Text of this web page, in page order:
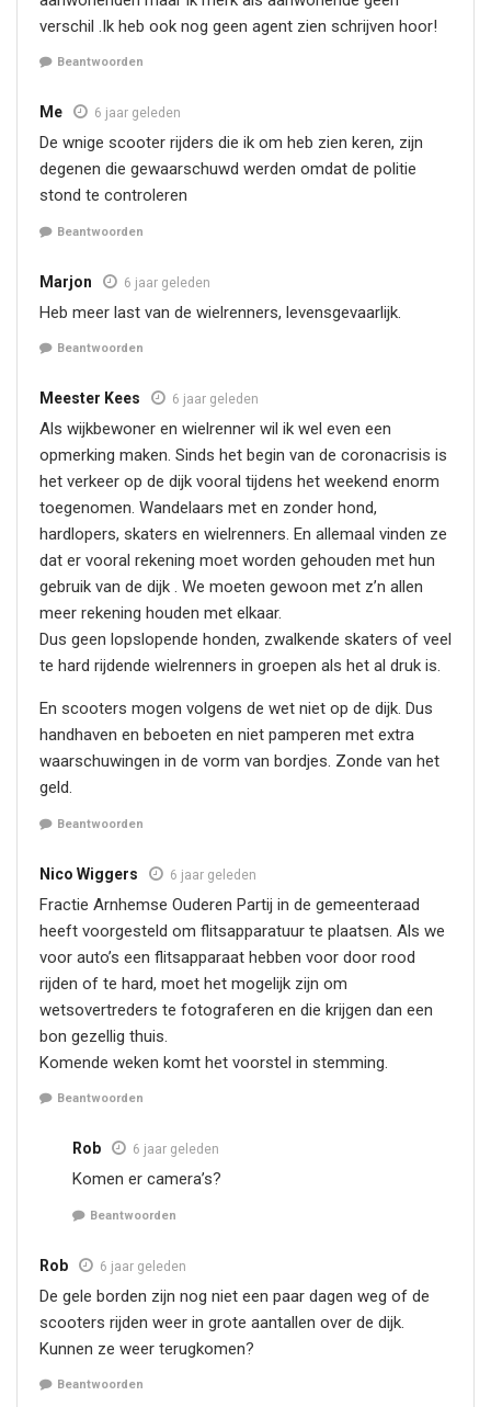
verschil .Ik heb ook nog geen agent zien schrijven hoor!
Beantwoorden
Me 6 jaar geleden
De wnige scooter rijders die ik om heb zien keren, zijn
degenen die gewaarschuwd werden omdat de politie
stond te controleren
Beantwoorden
Marjon 6 jaar geleden
Heb meer last van de wielrenners, levensgevaarlijk.
Beantwoorden
Meester Kees 6 jaar geleden
Als wijkbewoner en wielrenner wil ik wel even een
opmerking maken. Sinds het begin van de coronacrisis is
het verkeer op de dijk vooral tijdens het weekend enorm
toegenomen. Wandelaars met en zonder hond,
hardlopers, skaters en wielrenners. En allemaal vinden ze
dat er vooral rekening moet worden gehouden met hun
gebruik van de dijk . We moeten gewoon met z’n allen
meer rekening houden met elkaar.
Dus geen lopslopende honden, zwalkende skaters of veel
te hard rijdende wielrenners in groepen als het al druk is.
En scooters mogen volgens de wet niet op de dijk. Dus
handhaven en beboeten en niet pamperen met extra
waarschuwingen in de vorm van bordjes. Zonde van het
geld.
Beantwoorden
Nico Wiggers 6 jaar geleden
Fractie Arnhemse Ouderen Partij in de gemeenteraad
heeft voorgesteld om flitsapparatuur te plaatsen. Als we
voor auto’s een flitsapparaat hebben voor door rood
rijden of te hard, moet het mogelijk zijn om
wetsovertreders te fotograferen en die krijgen dan een
bon gezellig thuis.
Komende weken komt het voorstel in stemming.
Beantwoorden
Rob 6 jaar geleden
Komen er camera’s?
Beantwoorden
Rob 6 jaar geleden
De gele borden zijn nog niet een paar dagen weg of de
scooters rijden weer in grote aantallen over de dijk.
Kunnen ze weer terugkomen?
Beantwoorden